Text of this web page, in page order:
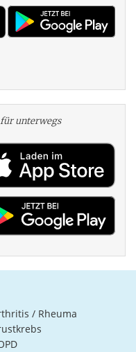
unterwegs
/ Rheuma